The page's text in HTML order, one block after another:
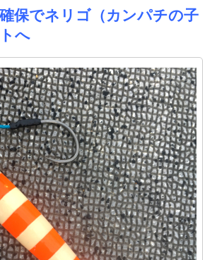
保でネリゴ（カンパチの子
へ